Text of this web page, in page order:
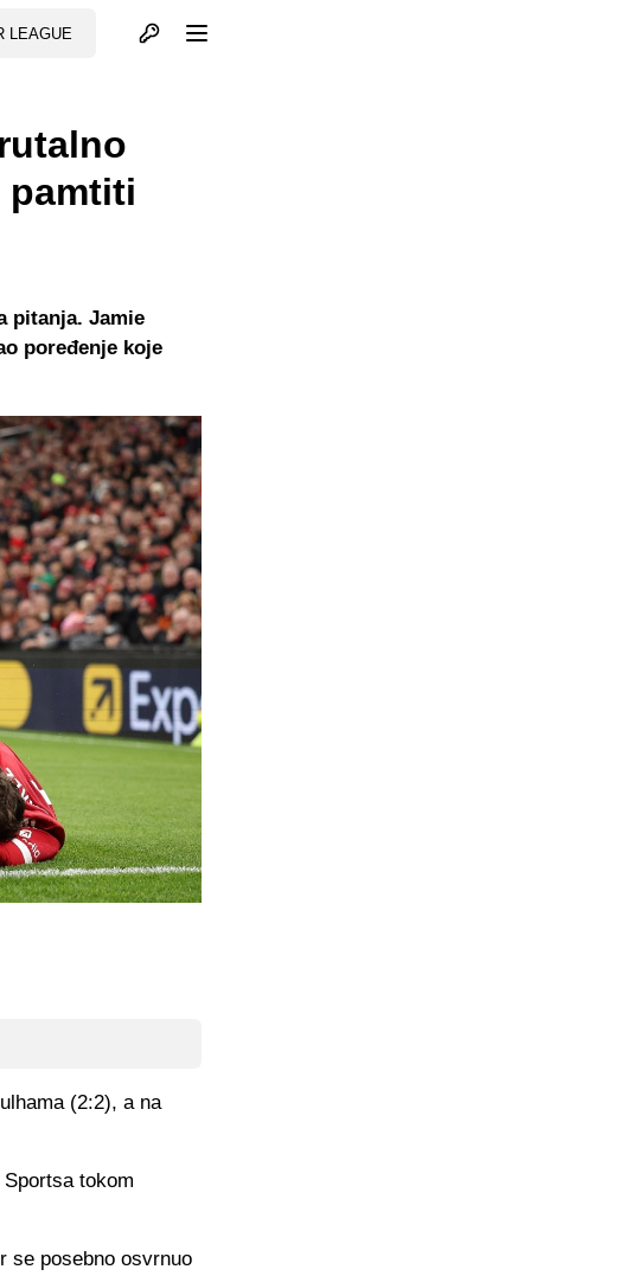
LEAGUE Otvori profil
pamtiti
pitanja. Jamie
poređenje koje
(2:2), a na
tokom
se posebno osvrnuo